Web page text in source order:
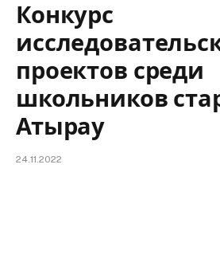
Конкурс
проектов среди
школьников
Атырау
24.11.2022